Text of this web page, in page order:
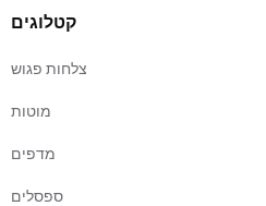
קטלוגים
צלחות פגוש
מוטות
מדפים
ספסלים